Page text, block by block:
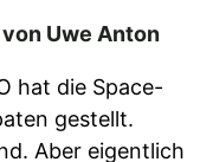
Uwe Anton
hat die Space-
gestellt.
Aber eigentlich